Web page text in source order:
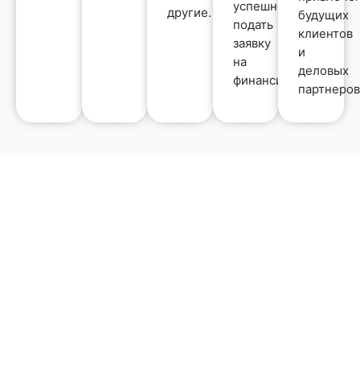
другие.
успешно
подать
заявку
на
финансирование.
будущих
клиентов
и
деловых